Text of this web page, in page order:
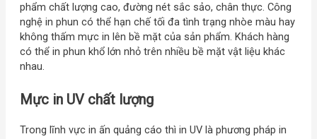
phẩm chất lượng cao, đường nét sắc sảo, chân thực. Công
nghệ in phun có thể hạn chế tối đa tình trạng nhòe màu hay
không thấm mực in lên bề mặt của sản phẩm. Khách hàng
có thể in phun khổ lớn nhỏ trên nhiều bề mặt vật liệu khác
nhau.
Mực in UV chất lượng
Trong lĩnh vực in ấn quảng cáo thì in UV là phương pháp in